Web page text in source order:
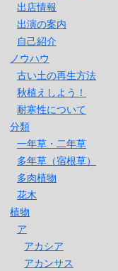
出店情報
出演の案内
自己紹介
ノウハウ
古い土の再生方法
秋植えしよう！
耐寒性について
分類
一年草・二年草
多年草（宿根草）
多肉植物
花木
植物
ア
アカシア
アカンサス